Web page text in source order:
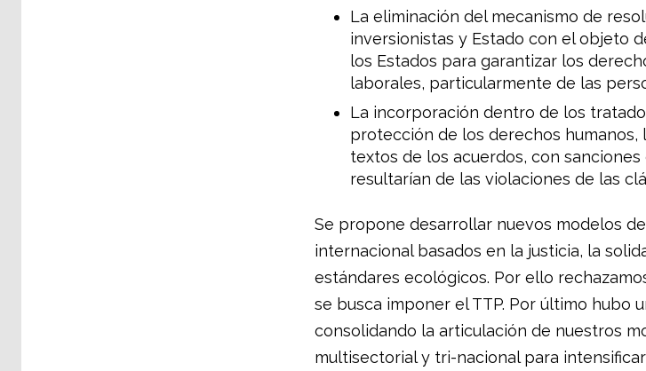
La eliminación del mecanismo de
inversionistas y Estado con el objeto
los Estados para garantizar los
laborales, particularmente de las
La incorporación dentro de los
protección de los derechos
textos de los acuerdos, con
resultarían de las violaciones de las
Se propone desarrollar nuevos modelos
internacional basados en la justicia, la
estándares ecológicos. Por ello
se busca imponer el TTP. Por último hubo
consolidando la articulación de nuestros
multisectorial y tri-nacional para